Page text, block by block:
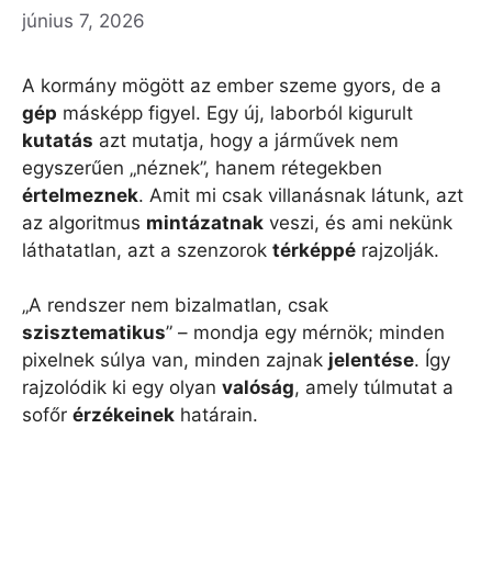
június 7, 2026
A kormány mögött az ember szeme gyors, de a
gép másképp figyel. Egy új, laborból kigurult
kutatás azt mutatja, hogy a járművek nem
egyszerűen „néznek”, hanem rétegekben
értelmeznek. Amit mi csak villanásnak látunk, azt
az algoritmus mintázatnak veszi, és ami nekünk
láthatatlan, azt a szenzorok térképpé rajzolják.
„A rendszer nem bizalmatlan, csak
szisztematikus” – mondja egy mérnök; minden
pixelnek súlya van, minden zajnak jelentése. Így
rajzolódik ki egy olyan valóság, amely túlmutat a
sofőr érzékeinek határain.